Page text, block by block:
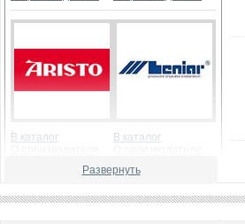
В каталог
В каталог
Развернуть